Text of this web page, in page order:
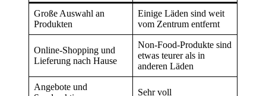
Große Auswahl an
Produkten
Einige Läden sind weit
vom Zentrum entfernt
Online-Shopping und
Lieferung nach Hause
Non-Food-Produkte sind
etwas teurer als in
anderen Läden
Angebote und
Sehr voll